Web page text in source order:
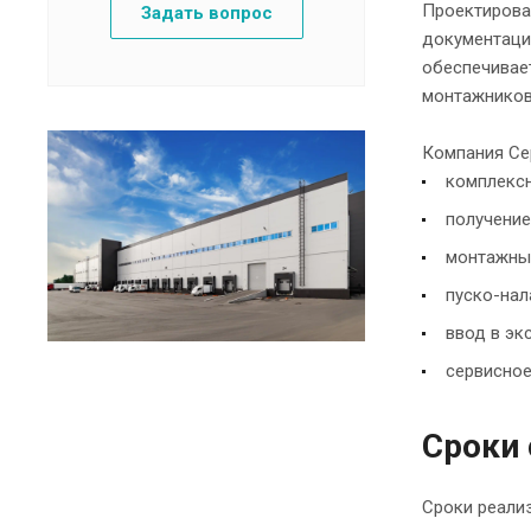
Компания
пуско-
ввод в
Сроки
Сроки
Задать вопрос